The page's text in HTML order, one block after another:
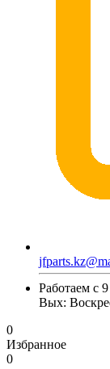
Работаем с
Вых:
0
Избранное
0